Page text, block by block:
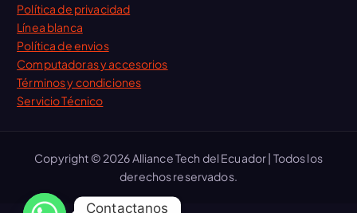
Política de privacidad
Línea blanca
Política de envios
Computadoras y accesorios
Términos y condiciones
Servicio Técnico
Copyright © 2026 Alliance Tech del Ecuador | Todos los
derechos reservados.
Contactanos